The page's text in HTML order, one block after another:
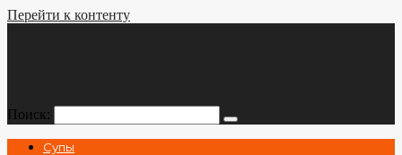
Перейти к контенту
Поиск:
Супы